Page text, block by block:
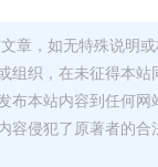
章，如无特殊说明
组织，在未征得本站
布本站内容到任何网
容侵犯了原著者的合